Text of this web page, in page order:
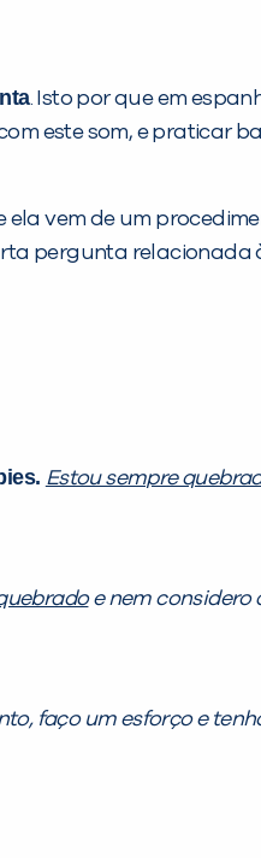
. Isto por que em
este som, e praticar
ela vem de um
pergunta relacionada
Estou sempre
e nem considero
faço um esforço e